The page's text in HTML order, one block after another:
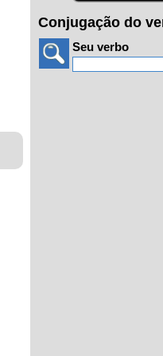
Conjugação do
Seu verbo